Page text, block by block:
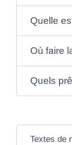
Quelle
Où faire
Quels
Textes de